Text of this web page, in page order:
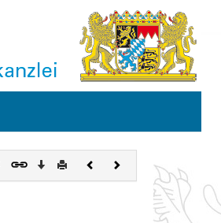
Download
DruckenVorherigesNächstes
Dokument